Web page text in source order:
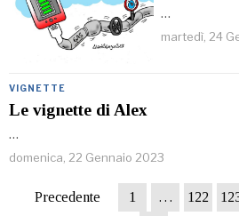
…
martedì, 24
VIGNETTE
Le vignette di Alex
…
domenica, 22 Gennaio 2023
Precedente 1 … 122